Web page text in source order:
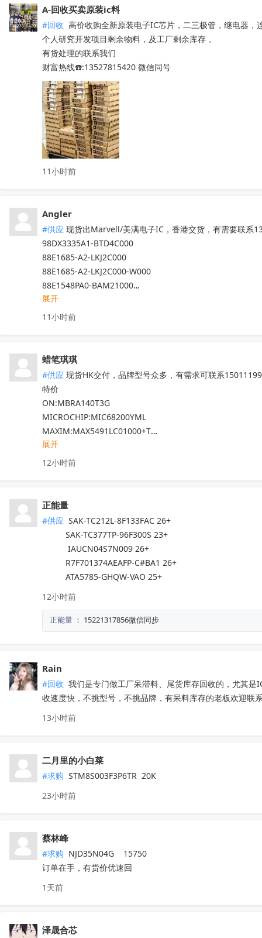
A-回收买卖原装ic料
#回收 高价收购全新原装电子IC芯片，二三极管，继电器，
个人研究开发项目剩余物料，及工厂剩余库存，
有货处理的联系我们
财富热线☎️:13527815420 微信同号
11小时前
Angler
#供应 现货出Marvell/美满电子IC，香港交货，有需要联系
98DX3335A1-BTD4C000
88E1685-A2-LKJ2C000
88E1685-A2-LKJ2C000-W000
88E1548PA0-BAM21000
……
专营Marvell十八年，300+库存料号，其它Marvell的料发料
展开
11小时前
蜡笔琪琪
#供应 现货HK交付，品牌型号众多，有需求可联系
特价
ON:MBRA140T3G
MICROCHIP:MIC68200YML
MAXIM:MAX5491LC01000+T
ADI:ADP7182AUJZ-R7
其他PN可沟通确认
展开
12小时前
正能量
#供应 SAK-TC212L-8F133FAC 26+
          ATA5785-GHQW-VAO 25+
12小时前
正能量 ： 15221317856微信同步
Rain
#回收 我们是专门做工厂呆滞料、尾货库存回收的，尤其
收速度快，不挑型号，不挑品牌，有呆料库存的老板欢迎联
13小时前
二月里的小白菜
#求购 STM8S003F3P6TR  20K
23小时前
蔡林峰
#求购 NJD35N04G    15750
订单在手，有货价优速回
1天前
泽晟合芯